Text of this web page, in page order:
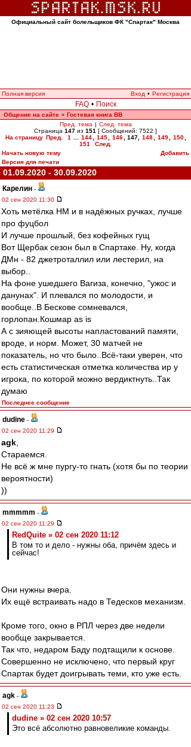
Официальный сайт болельщиков ФК "Спартак" Москва
Полная версия Вход • Регистрация
FAQ • Поиск
Общение на сайте » Гостевая книга ВВ
Пред. тема | След. тема
Страница 147 из 151 [ Сообщений: 7522 ]
На страницу Пред. 1 144 145 146 147 148 149 150
151
След.
Начать новую тему
Добавить
Версия для печати
01.09.2020 - 30.09.2020
Карелин -
02 сен 2020 11:30
Хоть метёлка НМ и в надёжных ручках, лучше
про фуцбол
И лучше прошлый, без кофейных гущ
Вот Щербак сезон был в Спартаке. Ну, когда
ДМн - 82 джетроталлил или лестерил, на
выбор..
На фоне ушедшего Вагиза, конечно, "ужос и
данунах". И плевался по молодости, и
вообще..В Бескове сомневался,
горлопан.Кошмар as is
А с зияющей высоты напластований памяти,
вроде, и норм. Может, 30 матчей не
показатель, но что было..Всё-таки уверен, что
есть статистическая отметка количества ир у
игрока, по которой можно вердиктнуть..Так
думаю
Последнее сообщение
dudine -
02 сен 2020 11:29
agk
Стараемся.
Не всё ж мне пургу-то гнать (хотя бы по теории
вероятности)
))
mmmmm -
02 сен 2020 11:29
RedQuite » 02 сен 2020 11:12
В том то и дело - нужны оба, причём здесь и
сейчас!
Они нужны вчера.
Их ещё встраивать надо в Тедесков механизм.
Кроме того, окно в РПЛ через две недели
вообще закрывается.
Так что, недаром Баду подтащили к основе.
Совершенно не исключено, что первый круг
Спартак будет доигрывать теми, кто уже есть.
agk -
02 сен 2020 11:23
dudine » 02 сен 2020 10:57
Это всё абсолютно равновеликие команды.